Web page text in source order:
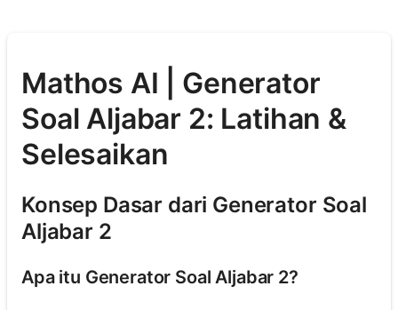
Mathos AI | Generator
Soal Aljabar 2: Latihan &
Selesaikan
Konsep Dasar dari Generator Soal
Aljabar 2
Apa itu Generator Soal Aljabar 2?